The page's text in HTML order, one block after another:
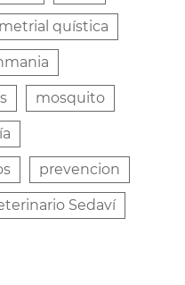
quística
mosquito
prevencion
Sedaví